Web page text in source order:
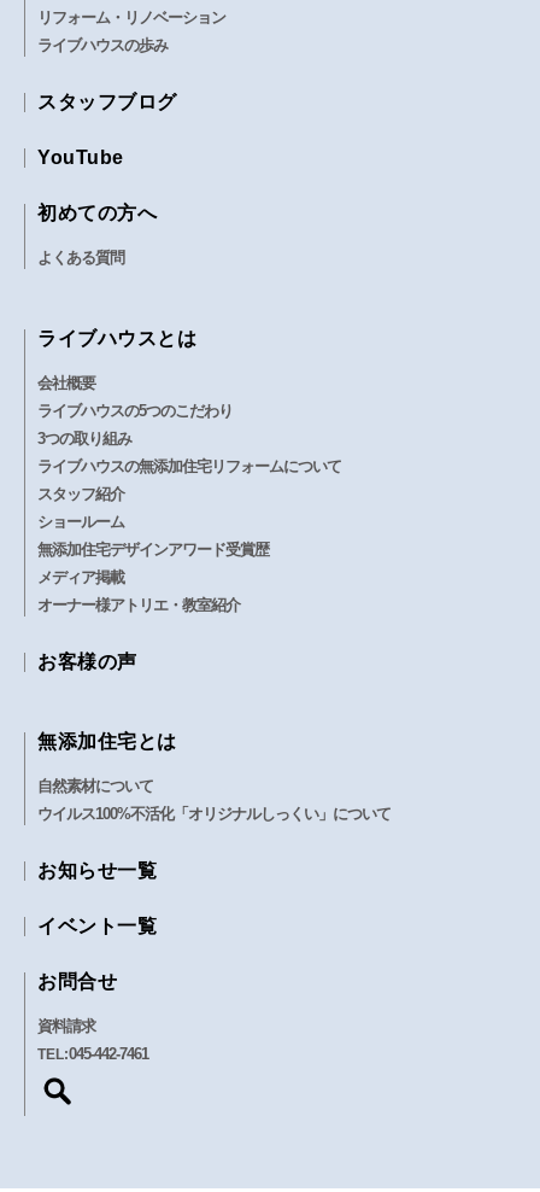
リフォーム・リノベーション
ライブハウスの歩み
スタッフブログ
YouTube
初めての方へ
よくある質問
ライブハウスとは
会社概要
ライブハウスの5つのこだわり
3つの取り組み
ライブハウスの無添加住宅リフォームについて
スタッフ紹介
ショールーム
無添加住宅デザインアワード受賞歴
メディア掲載
オーナー様アトリエ・教室紹介
お客様の声
無添加住宅とは
自然素材について
ウイルス100%不活化「オリジナルしっくい」について
お知らせ一覧
イベント一覧
お問合せ
資料請求
TEL:045-442-7461